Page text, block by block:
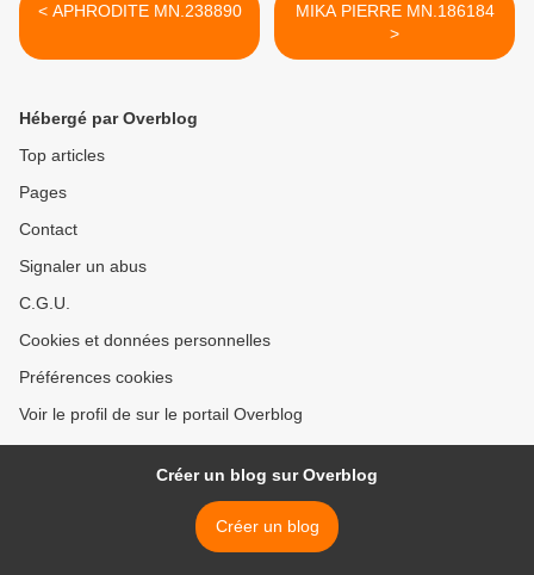
< APHRODITE MN.238890
MIKA PIERRE MN.186184
>
Hébergé par Overblog
Top articles
Pages
Contact
Signaler un abus
C.G.U.
Cookies et données personnelles
Préférences cookies
Voir le profil de sur le portail Overblog
Créer un blog sur Overblog
Créer un blog